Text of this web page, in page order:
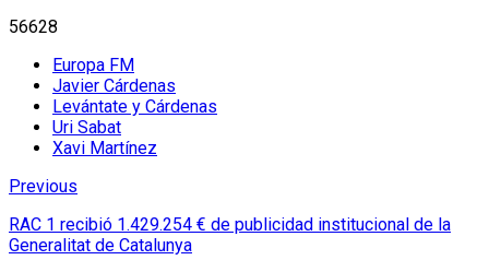
56628
Europa FM
Javier Cárdenas
Levántate y Cárdenas
Uri Sabat
Xavi Martínez
Previous
RAC 1 recibió 1.429.254 € de publicidad institucional de la
Generalitat de Catalunya